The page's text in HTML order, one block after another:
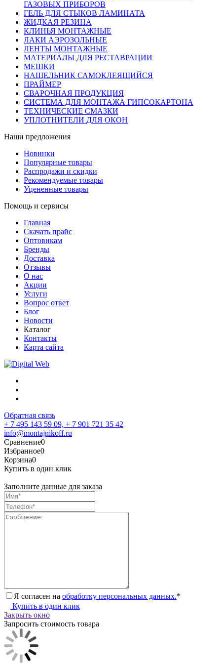
ГАЗОВЫХ ПРИБОРОВ
ГЕЛЬ ДЛЯ СТЫКОВ ЛАМИНАТА
ЖИДКАЯ РЕЗИНА
КЛИНЬЯ МОНТАЖНЫЕ
ЛАКИ АЭРОЗОЛЬНЫЕ
ЛЕНТЫ МОНТАЖНЫЕ
МАТЕРИАЛЫ ДЛЯ РЕСТАВРАЦИИ
МЕШКИ
НАЩЕЛЬНИК САМОКЛЕЯЩИЙСЯ
ПРАЙМЕР
СВАРОЧНАЯ ПРОДУКЦИЯ
СИСТЕМА ДЛЯ МОНТАЖА ГИПСОКАРТОНА
ТЕХНИЧЕСКИЕ СМАЗКИ
УПЛОТНИТЕЛИ ДЛЯ ОКОН
Наши предложения
Новинки
Популярные товары
Распродажи и скидки
Рекомендуемые товары
Уцененные товары
Помощь и сервисы
Главная
Скачать прайс
Оптовикам
Бренды
Доставка
Отзывы
О нас
Акции
Услуги
Вопрос ответ
Блог
Новости
Каталог
Контакты
Карта сайта
Обратная связь
+ 7 495 143 59 09, + 7 901 721 35 42
info@montajnikoff.ru
Сравнение0
Избранное0
Корзина0
Купить в один клик
Заполните данные для заказа
Я согласен на обработку персональных данных.*
Купить в один клик
Закрыть окно
Запросить стоимость товара